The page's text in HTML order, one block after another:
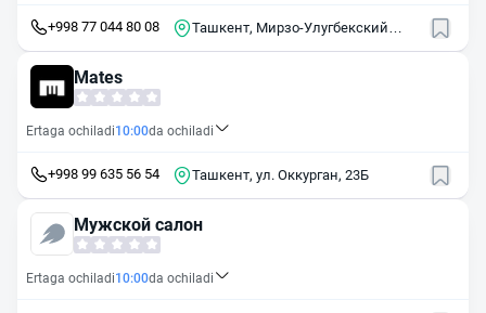
+998 77 044 80 08
Ташкент, Мирзо-Улугбекский
Mates
Ertaga ochiladi10:00da ochiladi
+998 99 635 56 54 Ташкент, ул. Оккурган, 23Б
Мужской салон
Ertaga ochiladi10:00da ochiladi